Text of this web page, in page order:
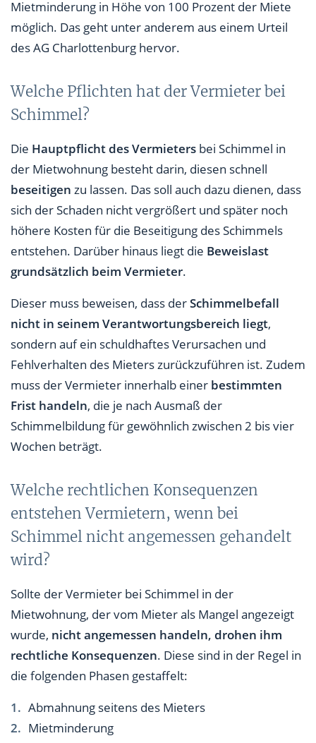
Mietminderung in Höhe von 100 Prozent der Miete
möglich. Das geht unter anderem aus einem Urteil
des AG Charlottenburg hervor.
Welche Pflichten hat der Vermieter bei
Schimmel?
Die Hauptpflicht des Vermieters bei Schimmel in
der Mietwohnung besteht darin, diesen schnell
beseitigen zu lassen. Das soll auch dazu dienen, dass
sich der Schaden nicht vergrößert und später noch
höhere Kosten für die Beseitigung des Schimmels
entstehen. Darüber hinaus liegt die Beweislast
grundsätzlich beim Vermieter.
Dieser muss beweisen, dass derSchimmelbefall
nicht in seinem Verantwortungsbereich liegt,
sondern auf ein schuldhaftes Verursachen und
Fehlverhalten des Mieters zurückzuführen ist. Zudem
muss der Vermieter innerhalb einer bestimmten
Frist handeln, die je nach Ausmaß der
Schimmelbildung für gewöhnlich zwischen 2 bis vier
Wochen beträgt.
Welche rechtlichen Konsequenzen
entstehen Vermietern, wenn bei
Schimmel nicht angemessen gehandelt
wird?
Sollte der Vermieter bei Schimmel in der
Mietwohnung, der vom Mieter als Mangel angezeigt
wurde, nicht angemessen handeln, drohen ihm
rechtliche Konsequenzen. Diese sind in der Regel in
die folgenden Phasen gestaffelt:
Abmahnung seitens des Mieters
Mietminderung